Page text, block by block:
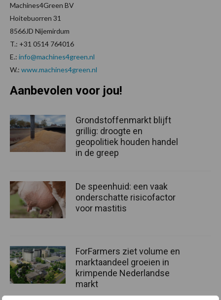
Machines4Green BV
Hoitebuorren 31
8566JD Nijemirdum
T.: +31 0514 764016
E.: info@machines4green.nl
W.: www.machines4green.nl
Aanbevolen voor jou!
Grondstoffenmarkt blijft
grillig: droogte en
geopolitiek houden handel
in de greep
De speenhuid: een vaak
onderschatte risicofactor
voor mastitis
ForFarmers ziet volume en
marktaandeel groeien in
krimpende Nederlandse
markt